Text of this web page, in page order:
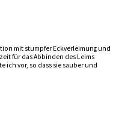
mit stumpfer Eckverleimung und
für das Abbinden des Leims
ich vor, so dass sie sauber und